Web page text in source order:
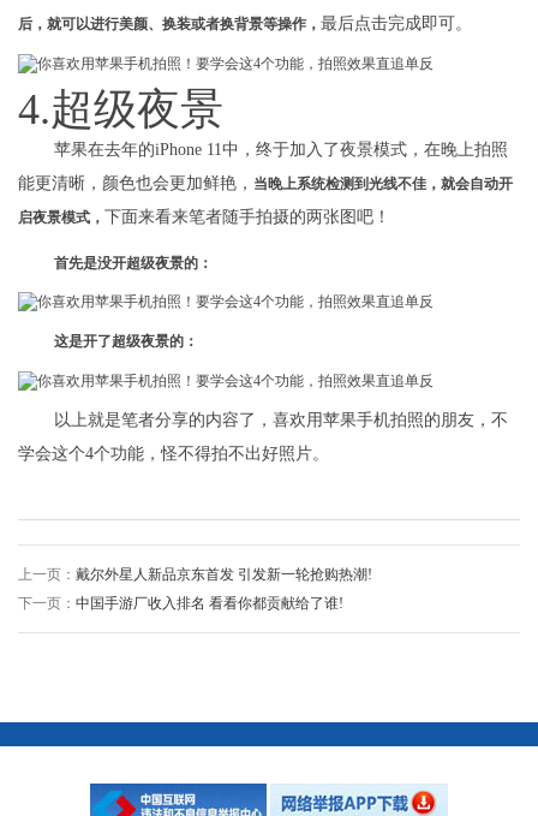
后，就可以进行美颜、换装或者换背景等操作， 最后点击完成即可。
4.超级夜景
苹果在去年的iPhone 11中，终于加入了夜景模式，在晚上拍照
能更清晰，颜色也会更加鲜艳， 当晚上系统检测到光线不佳，就会自动开
启夜景模式， 下面来看来笔者随手拍摄的两张图吧！
首先是没开超级夜景的：
这是开了超级夜景的：
以上就是笔者分享的内容了，喜欢用苹果手机拍照的朋友，不
学会这个4个功能，怪不得拍不出好照片。
上一页： 戴尔外星人新品京东首发 引发新一轮抢购热潮!
下一页： 中国手游厂收入排名 看看你都贡献给了谁!